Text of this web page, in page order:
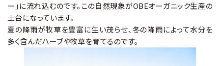
ー」に流れ込むのです。この自然現象がOBEオーガニック生産の
土台になっています。
夏の降雨が牧草を豊富に生い茂らせ、冬の降雨によって水分を
多く含んだハーブや牧草を育てるのです。